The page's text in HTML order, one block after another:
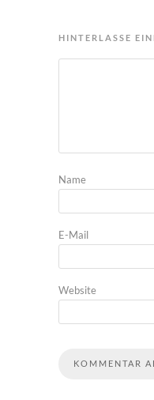
HINTERLASSE
Name
E-Mail
Website